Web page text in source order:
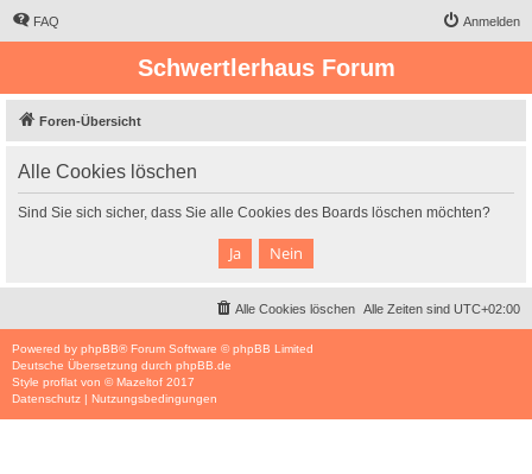
FAQ Anmelden
Schwertlerhaus Forum
Foren-Übersicht
Alle Cookies löschen
Sind Sie sich sicher, dass Sie alle Cookies des Boards löschen möchten?
Alle Zeiten sind UTC+02:00
Alle Cookies löschen
Powered by phpBB® Forum Software © phpBB Limited
Deutsche Übersetzung durch phpBB.de
Style proflat von ©Mazeltof 2017
Datenschutz | Nutzungsbedingungen